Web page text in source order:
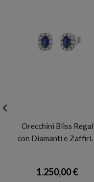
Orecchini Bliss Regal
con Diamanti e
1.250,00 €